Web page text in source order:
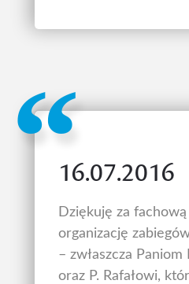
16.07.2016
Dziękuję za
organizację
– zwłaszcza
oraz P. Rafałowi,